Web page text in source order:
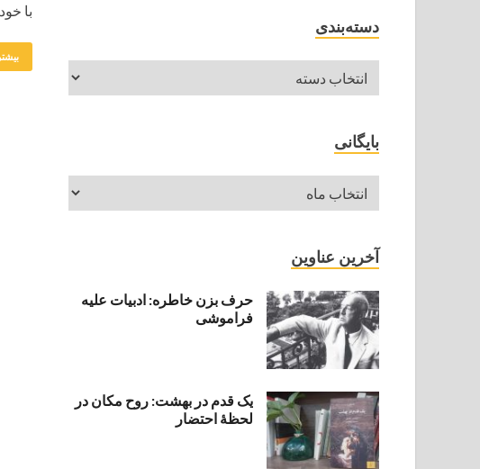
با
دسته‌بندی
بایگانی
آخرین عناوین
حرف بزن خاطره: ادبیات علیه
فراموشی
یک قدم در بهشت: روح مکان در
لحظهٔ احتضار